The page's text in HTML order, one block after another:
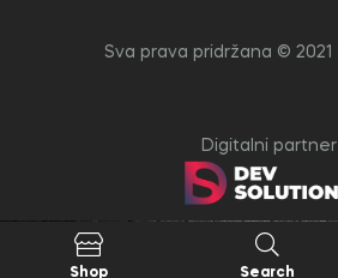
Sva prava pridržana © 2021
Digitalni partner
Shop Search